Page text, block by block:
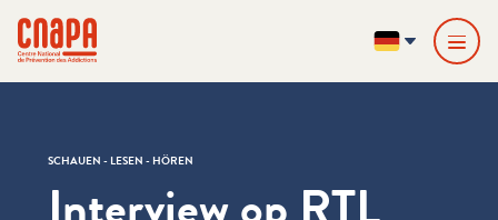
cnapa
DE
SCHAUEN - LESEN - HÖREN